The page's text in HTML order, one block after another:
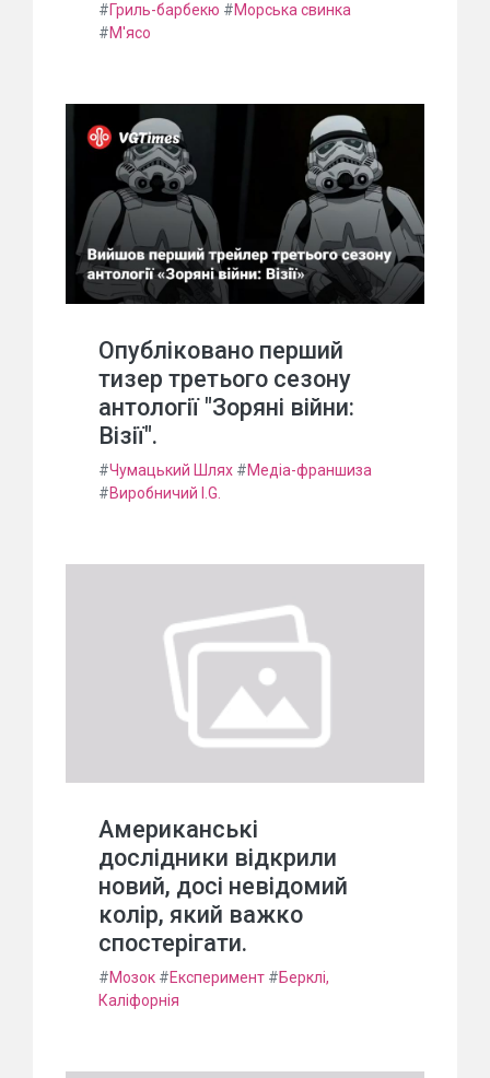
#Гриль-барбекю #Морська свинка
#М'ясо
Опубліковано перший
тизер третього сезону
антології "Зоряні війни:
Візії".
#Чумацький Шлях #Медіа-франшиза
#Виробничий I.G.
Американські
дослідники відкрили
новий, досі невідомий
колір, який важко
спостерігати.
#Мозок #Експеримент #Берклі,
Каліфорнія